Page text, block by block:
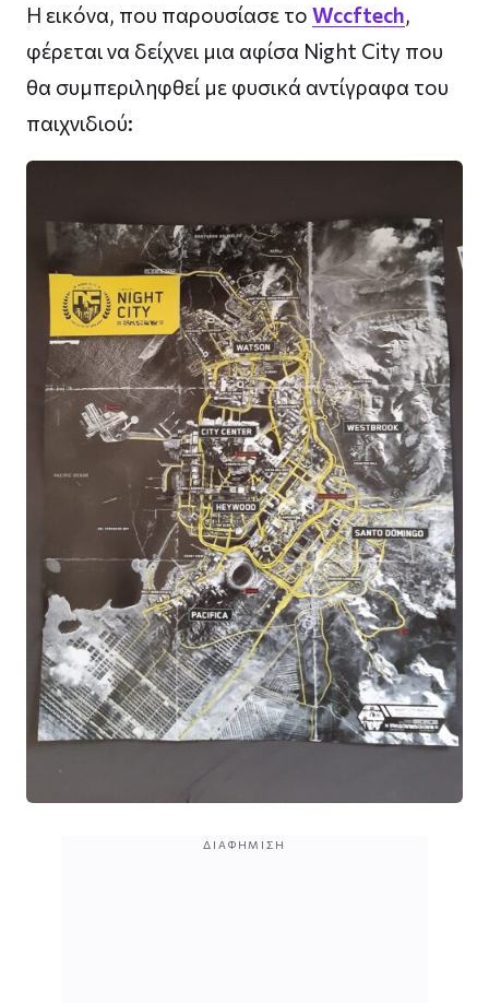
Η εικόνα, που παρουσίασε το Wccftech,
φέρεται να δείχνει μια αφίσα Night City που
θα συμπεριληφθεί με φυσικά αντίγραφα του
παιχνιδιού:
ΔΙΑΦΉΜΙΣΗ